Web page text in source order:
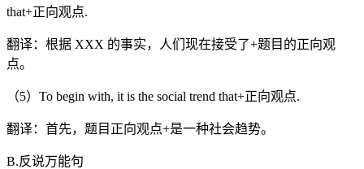
that+正向观点.
翻译：根据 XXX 的事实，人们现在接受了+题目的正向观
点。
（5）To begin with, it is the social trend that+正向观点.
翻译：首先，题目正向观点+是一种社会趋势。
B.反说万能句